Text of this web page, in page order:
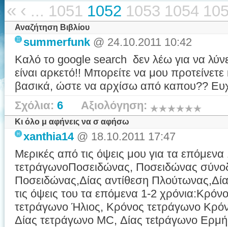
« ‹ ... 1051 1052 1053 1054
Αναζήτηση Βιβλίου
summerfunk @ 24.10.2011 10:42
Καλό το google search δεν λέω για να
είναι αρκετό!! Μπορείτε να μου προτείνετε
βασικά, ώστε να αρχίσω από καπου??
Σχόλια: 6 Αξιολόγηση:
Κι όλο μ αφήνεις να σ αφήσω
xanthia14@ 18.10.2011 17:47
Μερικές από τις όψεις μου για τα
τετράγωνοΠοσειδώνας, Ποσειδώνας
Ποσειδώνας,Δίας αντίθεση
τις όψεις του τα επόμενα 1-2
τετράγωνο Ήλιος, Κρόνος τετράγωνο
Δίας τετράγωνο MC, Δίας τεtράγωνο